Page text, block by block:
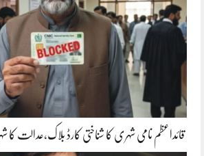
قائداعظم نامی شہری کا شناختی کارڈ بلاک،عدالت کا